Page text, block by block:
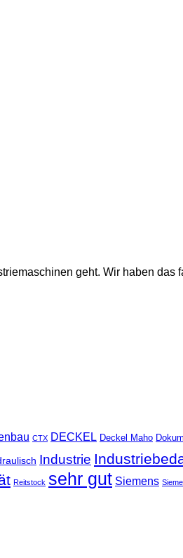
geht. Wir haben das
CTX DECKEL Deckel Maho
Industrie
Reitstock sehr gut Siemens